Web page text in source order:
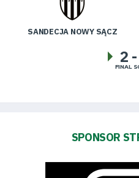
SANDECJA NOWY SĄCZ
2 -
FINAL
SPONSOR